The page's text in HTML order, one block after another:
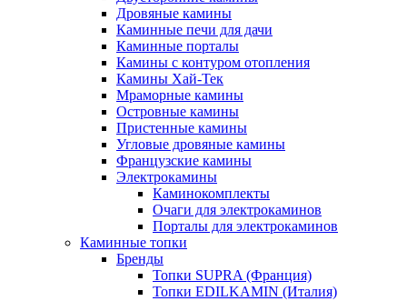
Дровяные камины
Каминные печи для дачи
Каминные порталы
Камины с контуром отопления
Камины Хай-Тек
Мраморные камины
Островные камины
Пристенные камины
Угловые дровяные камины
Французские камины
Электрокамины
Каминокомплекты
Очаги для электрокаминов
Порталы для электрокаминов
Каминные топки
Бренды
Топки SUPRA (Франция)
Топки EDILKAMIN (Италия)